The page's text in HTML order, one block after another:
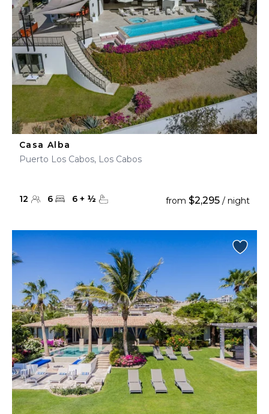
Casa Alba
Puerto Los Cabos, Los Cabos
12 6 6 + ½ from $2,295 / night